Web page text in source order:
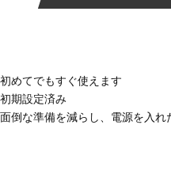
初めてでもすぐ使えます
初期設定済み
面倒な準備を減らし、電源を入